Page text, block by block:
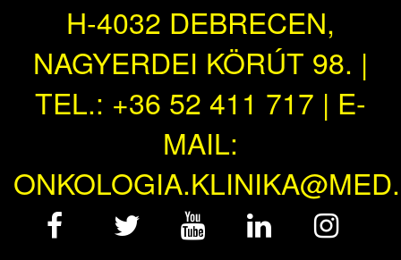
H-4032 DEBRECEN,
NAGYERDEI KÖRÚT 98. |
TEL.: +36 52 411 717 | E-
MAIL: